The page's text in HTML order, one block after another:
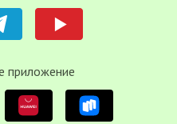
приложение